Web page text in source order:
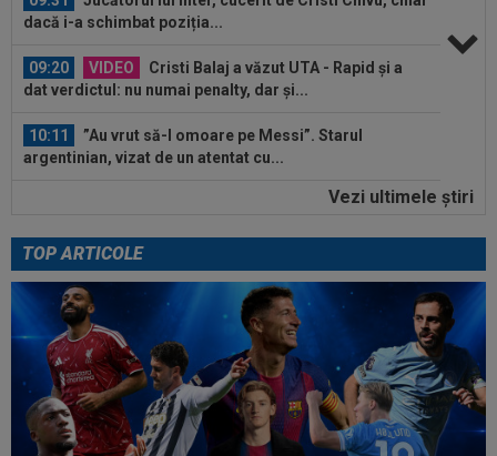
dacă i-a schimbat poziția...
09:20 VIDEO
Cristi Balaj a văzut UTA - Rapid și a
dat verdictul: nu numai penalty, dar și...
10:11
”Au vrut să-l omoare pe Messi”. Starul
argentinian, vizat de un atentat cu...
Ce veste pentru Jose Mourinho: Real Madrid a
10:05 VIDEO
Concordia Chiajna - FC Bihor, 11:00,
pe Digi Sport 1. Programul complet al...
09:49
Gata: făcut praf de Gigi Becali, a decis și vrea
să plece de la FCSB! ”Mi-e și...
09:49
"Dacă e nevoie de o sută de mingi ca să o
dobor, atunci așa să fie!" A produs...
Vezi ultimele ştiri
TOP ARTICOLE